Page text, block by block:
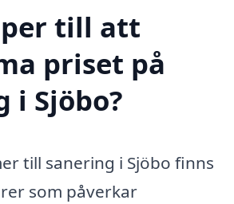
till att
priset på
i Sjöbo?
till sanering i Sjöbo finns
som påverkar